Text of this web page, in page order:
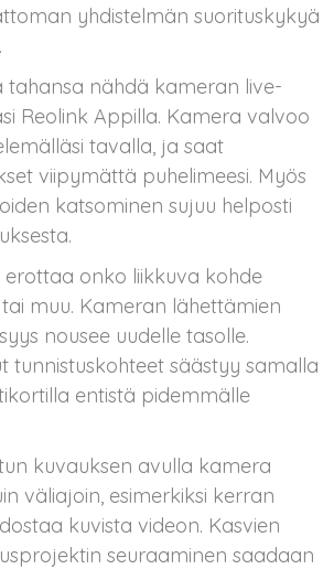
yhdistelmän suorituskykyä
tahansa nähdä kameran live-
Reolink Appilla. Kamera valvoo
tavalla, ja saat
viipymättä puhelimeesi. Myös
katsominen sujuu helposti
erottaa onko liikkuva kohde
muu. Kameran lähettämien
nousee uudelle tasolle.
tunnistuskohteet säästyy samalla
entistä pidemmälle
kuvauksen avulla kamera
väliajoin, esimerkiksi kerran
kuvista videon. Kasvien
seuraaminen saadaan